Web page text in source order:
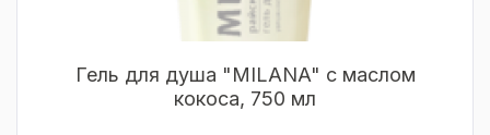
Гель для душа "MILANA" с маслом
кокоса, 750 мл